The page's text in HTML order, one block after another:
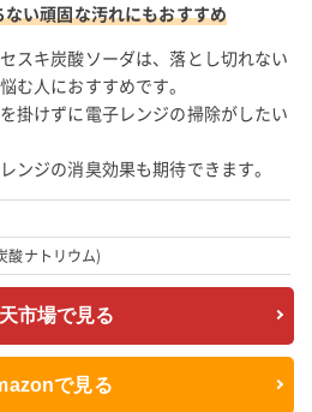
い頑固な汚れにもおすすめ
スキ炭酸ソーダは、落とし切れない
む人におすすめです。
掛けずに電子レンジの掃除がしたい
ンジの消臭効果も期待できます。
酸ナトリウム)
市場で見る
で見る